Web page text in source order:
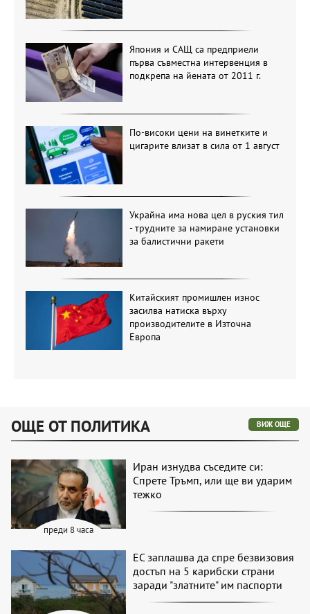
Япония и САЩ са предприели
първа съвместна интервенция в
подкрепа на йената от 2011 г.
По-високи цени на винетките и
цигарите влизат в сила от 1 август
Украйна има нова цел в руския тил
- трудните за намиране установки
за балистични ракети
Китайският промишлен износ
засилва натиска върху
производителите в Източна
Европа
ОЩЕ ОТ ПОЛИТИКА ВИЖ ОЩЕ
преди 8 часа
Иран изнудва съседите си:
Спрете Тръмп, или ще ви ударим
тежко
ЕС заплашва да спре безвизовия
достъп на 5 карибски страни
заради "златните" им паспорти